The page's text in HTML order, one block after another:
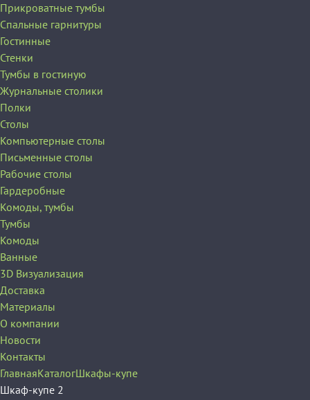
Прикроватные тумбы
Спальные гарнитуры
Гостинные
Стенки
Тумбы в гостиную
Журнальные столики
Полки
Столы
Компьютерные столы
Письменные столы
Рабочие столы
Гардеробные
Комоды, тумбы
Тумбы
Комоды
Ванные
3D Визуализация
Доставка
Материалы
О компании
Новости
Контакты
ГлавнаяКаталогШкафы-купе
Шкаф-купе 2